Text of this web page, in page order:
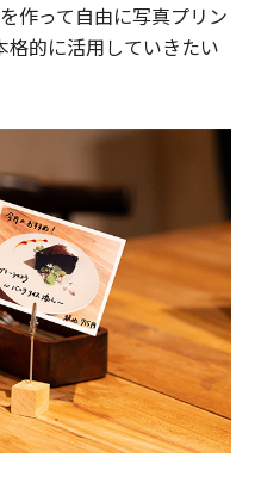
作って自由に写真プリン
格的に活用していきたい